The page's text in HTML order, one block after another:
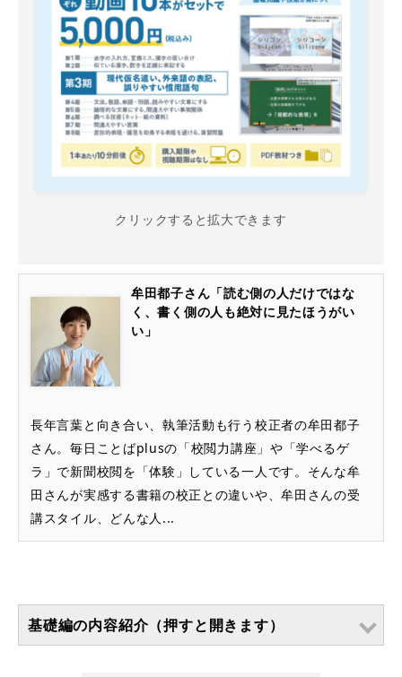
クリックすると拡大できます
牟田都子さん「読む側の人だけではな
く、書く側の人も絶対に見たほうがい
い」
長年言葉と向き合い、執筆活動も行う校正者の牟田都子
さん。毎日ことばplusの「校閲力講座」や「学べるゲ
ラ」で新聞校閲を「体験」している一人です。そんな牟
田さんが実感する書籍の校正との違いや、牟田さんの受
講スタイル、どんな人...
基礎編の内容紹介（押すと開きます）